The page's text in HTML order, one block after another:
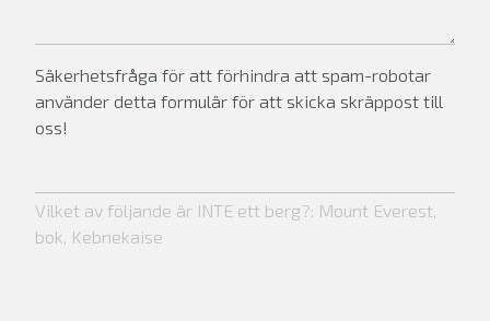
Säkerhetsfråga för att förhindra att spam-robotar
använder detta formulär för att skicka skräppost till
oss!
Vilket av följande är INTE ett berg?: Mount Everest,
bok, Kebnekaise